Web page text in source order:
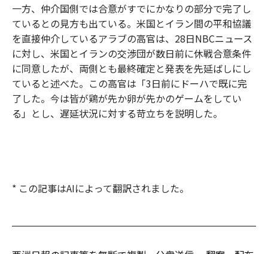
一方、仲介国側では合意がすでにかなりの部分で完了し
ているとの見方も出ている。米国とイラン間の平和協議
を直接仲介しているアラブの高官は、28日NBCニュース
に対し、米国とイランの交渉団が数日前に休戦合意条件
に同意したが、両側とも最終確定と発表を先延ばしにし
ていると述べた。この高官は「3日前にドーハで既に完
了した。今は皆が鶏が先か卵が先かのゲームをしてい
る」とし、遅延状況に対する苛立ちを説明した。
* この記事はAIによって翻訳されました。